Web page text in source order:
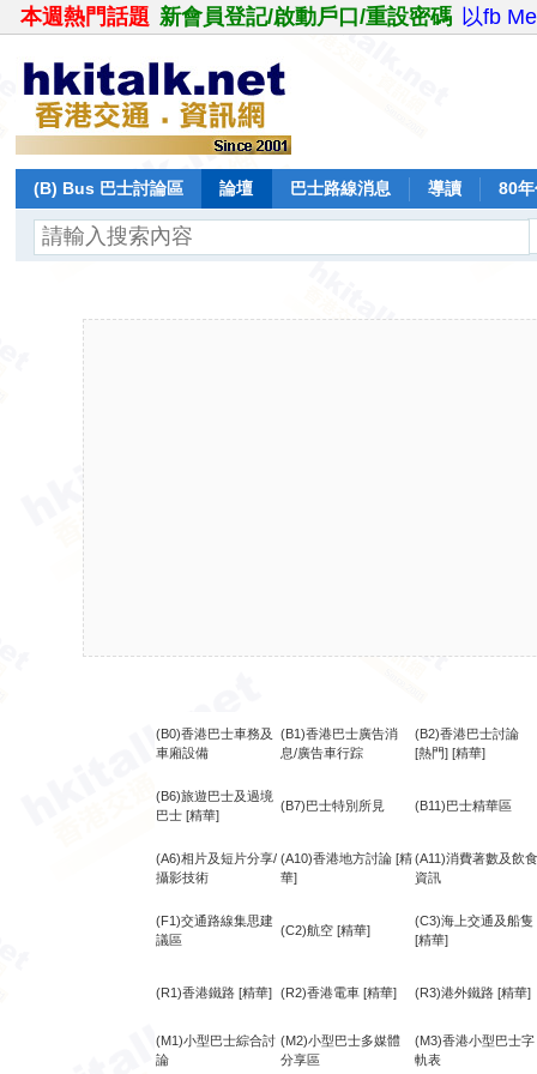
本週熱門話題 新會員登記/啟動戶口/重設密碼 以fb
(B) Bus 巴士討論區 論壇 巴士路線消息 導讀 80
(B0)香港巴士車務及
車廂設備
(B1)香港巴士廣告消
息/廣告車行踪
(B2)香港巴士討論
[熱門] [精華]
(B6)旅遊巴士及過境
巴士 [精華]
(B7)巴士特別所見 (B11)巴士精華區
(A6)相片及短片分享/
攝影技術
(A10)香港地方討論 [精
華]
(A11)消費著數及飲食
資訊
(F1)交通路線集思建
議區
(C2)航空 [精華]
(C3)海上交通及船隻
[精華]
(R1)香港鐵路 [精華] (R2)香港電車 [精華] (R3)港外鐵路 [精華]
(M1)小型巴士綜合討
論
(M2)小型巴士多媒體
分享區
(M3)香港小型巴士字
軌表